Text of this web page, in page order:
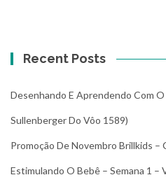
Recent Posts
Desenhando E Aprendendo Com O
Sullenberger Do Vôo 1589)
Promoção De Novembro Brillkids –
Estimulando O Bebê – Semana 1 –